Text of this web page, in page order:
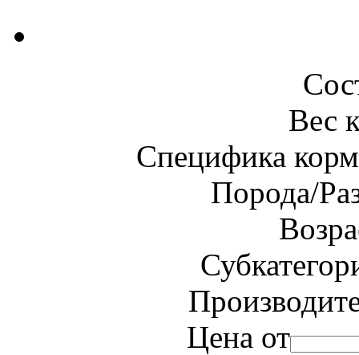
Вес
Специфика
Порода/
Цена от